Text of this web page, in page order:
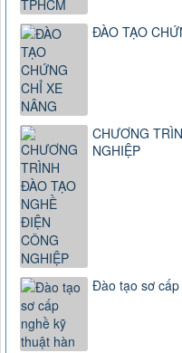
ĐÀO TẠO
CHƯƠNG
NGHIỆP
Đào tạo sơ